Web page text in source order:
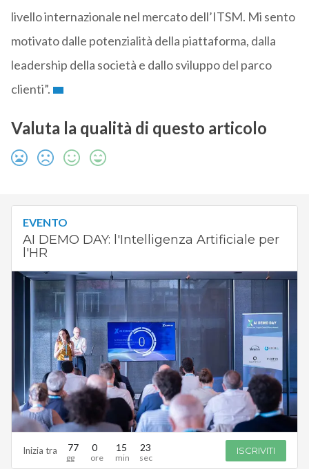
livello internazionale nel mercato dell’ITSM. Mi sento
motivato dalle potenzialità della piattaforma, dalla
leadership della società e dallo sviluppo del parco
clienti”.
Valuta la qualità di questo articolo
EVENTO
AI DEMO DAY: l'Intelligenza Artificiale per
l'HR
Inizia tra 77 0 15 22 ISCRIVITI